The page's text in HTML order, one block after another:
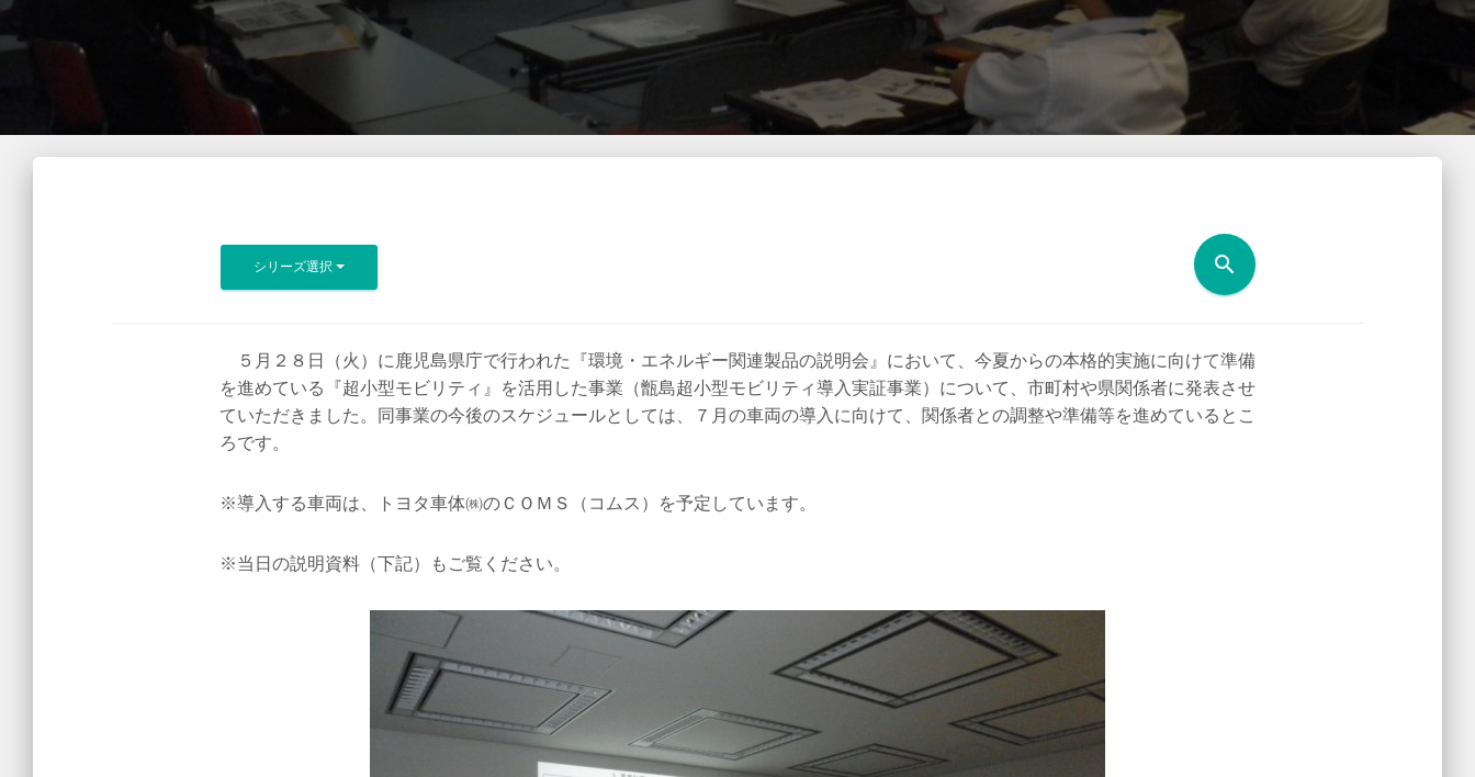
シリーズ選択 search
５月２８日（火）に鹿児島県庁で行われた『環境・エネルギー関連製品の説明会』において、今夏からの本格的実施に向けて準備
を進めている『超小型モビリティ』を活用した事業（甑島超小型モビリティ導入実証事業）について、市町村や県関係者に発表させ
ていただきました。同事業の今後のスケジュールとしては、７月の車両の導入に向けて、関係者との調整や準備等を進めているとこ
ろです。
※導入する車両は、トヨタ車体㈱のＣＯＭＳ（コムス）を予定しています。
※当日の説明資料（下記）もご覧ください。